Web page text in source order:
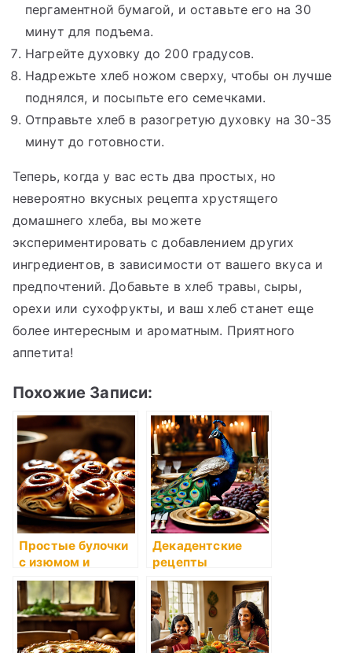
пергаментной бумагой, и оставьте его на 30
минут для подъема.
Нагрейте духовку до 200 градусов.
Надрежьте хлеб ножом сверху, чтобы он лучше
поднялся, и посыпьте его семечками.
Отправьте хлеб в разогретую духовку на 30-35
минут до готовности.
Теперь, когда у вас есть два простых, но
невероятно вкусных рецепта хрустящего
домашнего хлеба, вы можете
экспериментировать с добавлением других
ингредиентов, в зависимости от вашего вкуса и
предпочтений. Добавьте в хлеб травы, сыры,
орехи или сухофрукты, и ваш хлеб станет еще
более интересным и ароматным. Приятного
аппетита!
Похожие Записи:
Простые булочки
с изюмом и
корицей
Декадентские
рецепты
исторических
эпох